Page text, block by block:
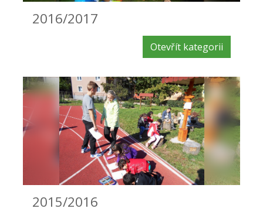
2016/2017
Otevřít kategorii
2015/2016